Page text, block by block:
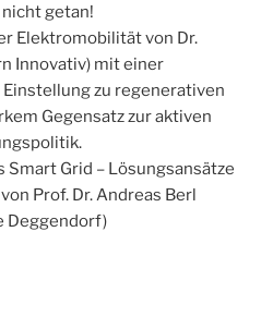
getan!
Elektromobilität von Dr.
Innovativ) mit einer
zu regenerativen
Gegensatz zur aktiven
Grid – Lösungsansätze
Prof. Dr. Andreas Berl
Deggendorf)